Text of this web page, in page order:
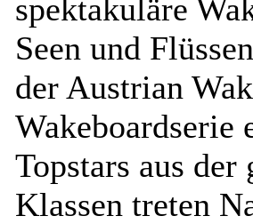
spektakuläre
Seen und
der Austrian
Topstars aus
Klassen treten